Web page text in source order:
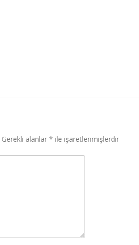
Gerekli alanlar * ile işaretlenmişlerdir